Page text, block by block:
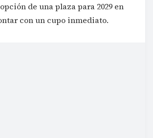
de una plaza para 2029 en
con un cupo inmediato.